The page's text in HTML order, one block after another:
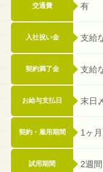
交通費 有
入社祝い金 支給
契約満了金 支給
お給与支払日 末日
契約・雇用期間 1ヶ
試用期間 2週